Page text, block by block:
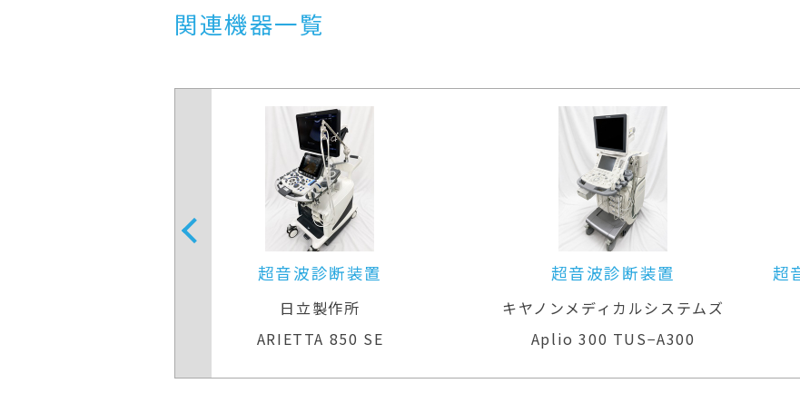
関連機器一覧
超音波診断装置
キヤノンメディカルシステムズ
Aplio 300 TUS−A300
超音波診断装置（カラードプラ）
GEヘルスケア
LOGIQ P6